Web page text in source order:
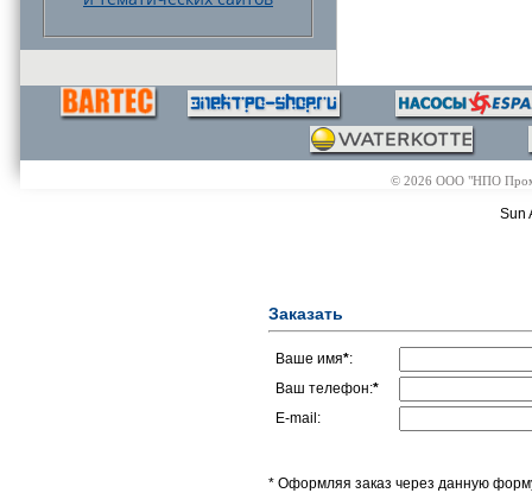
© 2026 ООО "НПО
Sun
Заказать
Ваше имя*:
Ваш телефон:*
E-mail:
* Оформляя заказ через данную